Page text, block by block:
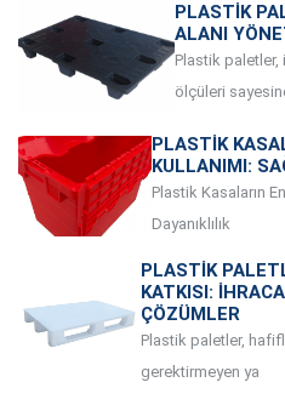
PLASTIK
ALANI
Plastik paletler,
ölçüleri
PLASTIK
KULLANIMI:
Plastik Kasaların
Dayanıklılık
PLASTIK
KATKISI:
ÇÖZÜMLER
Plastik paletler,
gerektirmeyen ya